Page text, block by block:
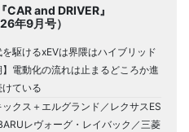
CAR and DRIVER』
年9月号）
を駆けるxEVは界隈はハイブリッド
】電動化の流れは止まるどころか進
ている
ックス＋エルグランド／レクサスES
レヴォーグ・レイバック／三菱